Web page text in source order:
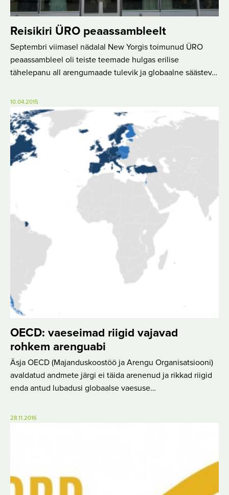
Reisikiri ÜRO peaassambleelt
Septembri viimasel nädalal New Yorgis toimunud ÜRO
peaassambleel oli teiste teemade hulgas erilise
tähelepanu all arengumaade tulevik ja globaalne säästev…
10.04.2015
OECD: vaeseimad riigid vajavad
rohkem arenguabi
Äsja OECD (Majanduskoostöö ja Arengu Organisatsiooni)
avaldatud andmete järgi ei täida arenenud ja rikkad riigid
enda antud lubadusi globaalse vaesuse…
28.11.2016